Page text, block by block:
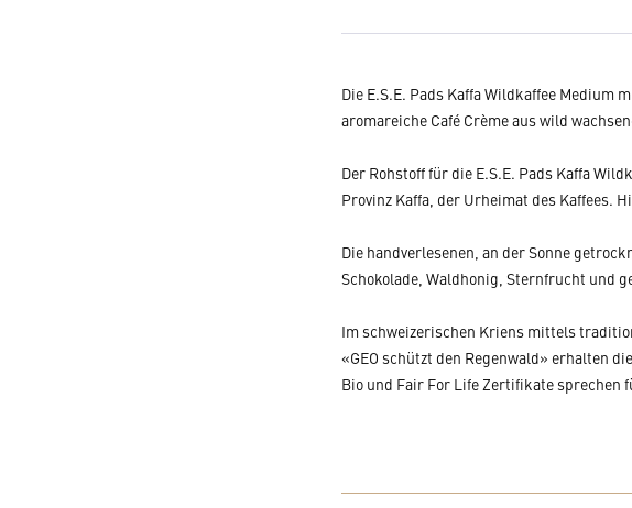
Die E.S.E. Pads Kaffa Wildkaffee
aromareiche Café Crème aus wild
Der Rohstoff für die E.S.E. Pads Kaffa
Provinz Kaffa, der Urheimat des Kaffees.
Die handverlesenen, an der Sonne
Schokolade, Waldhonig, Sternfrucht und
Im schweizerischen Kriens mittels
«GEO schützt den Regenwald» erhalten
Bio und Fair For Life Zertifikate sprechen